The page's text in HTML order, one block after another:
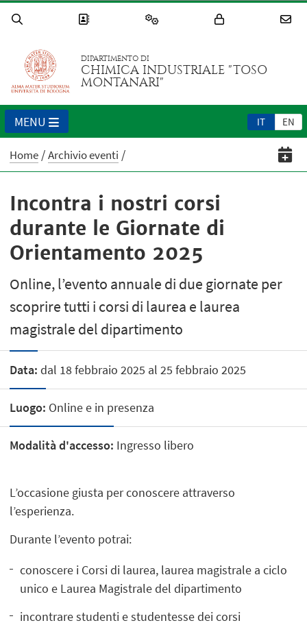
DIPARTIMENTO DI
CHIMICA INDUSTRIALE "TOSO
MONTANARI"
IT EN
MENU
Home Archivio eventi
Incontra i nostri corsi
durante le Giornate di
Orientamento 2025
Online, l’evento annuale di due giornate per
scoprire tutti i corsi di laurea e laurea
magistrale del dipartimento
Data: dal 18 febbraio 2025 al 25 febbraio 2025
Luogo: Online e in presenza
Modalità d'accesso: Ingresso libero
L’occasione giusta per conoscere attraverso
l’esperienza.
Durante l’evento potrai:
conoscere i Corsi di laurea, laurea magistrale a ciclo
unico e Laurea Magistrale del dipartimento
incontrare studenti e studentesse dei corsi